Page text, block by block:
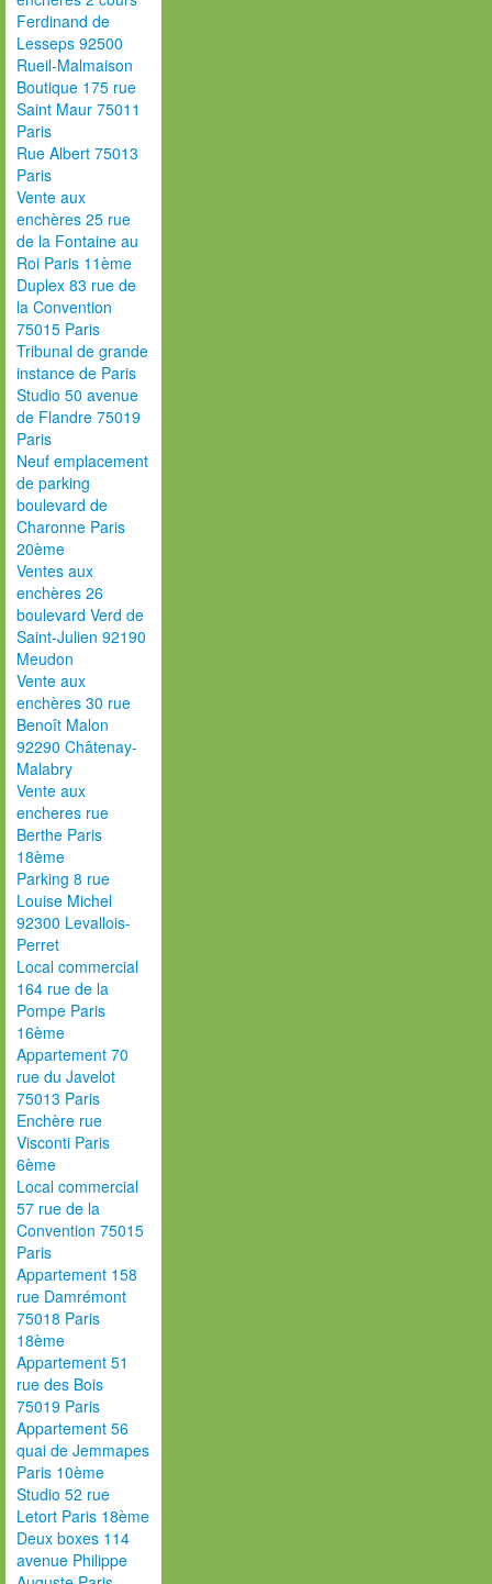
Ferdinand de
Lesseps 92500
Rueil-Malmaison
Boutique 175 rue
Saint Maur 75011
Paris
Rue Albert 75013
Paris
Vente aux
enchères 25 rue
de la Fontaine au
Roi Paris 11ème
Duplex 83 rue de
la Convention
75015 Paris
Tribunal de grande
instance de Paris
Studio 50 avenue
de Flandre 75019
Paris
Neuf emplacement
de parking
boulevard de
Charonne Paris
20ème
Ventes aux
enchères 26
boulevard Verd de
Saint-Julien 92190
Meudon
Vente aux
enchères 30 rue
Benoît Malon
92290 Châtenay-
Malabry
Vente aux
encheres rue
Berthe Paris
18ème
Parking 8 rue
Louise Michel
92300 Levallois-
Perret
Local commercial
164 rue de la
Pompe Paris
16ème
Appartement 70
rue du Javelot
75013 Paris
Enchère rue
Visconti Paris
6ème
Local commercial
57 rue de la
Convention 75015
Paris
Appartement 158
rue Damrémont
75018 Paris
18ème
Appartement 51
rue des Bois
75019 Paris
Appartement 56
quai de Jemmapes
Paris 10ème
Studio 52 rue
Letort Paris 18ème
Deux boxes 114
avenue Philippe